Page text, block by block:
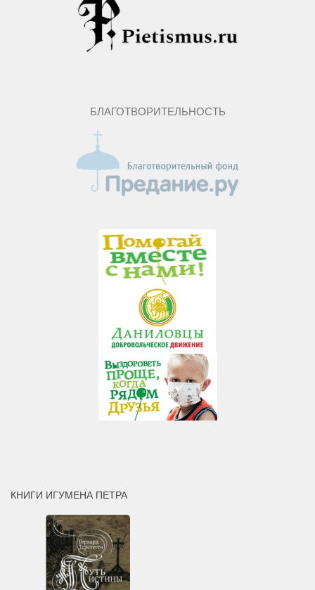
БЛАГОТВОРИТЕЛЬНОСТЬ
КНИГИ ИГУМЕНА ПЕТРА